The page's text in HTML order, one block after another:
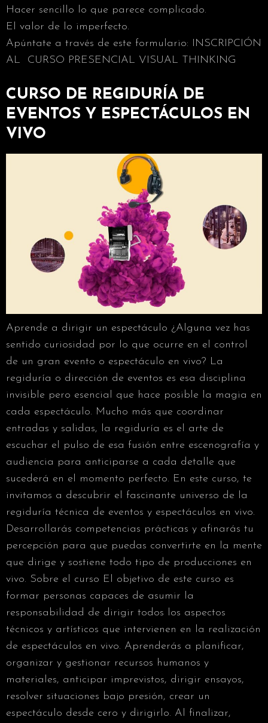
Hacer sencillo lo que parece complicado.
El valor de lo imperfecto.
Apúntate a través de este formulario: INSCRIPCIÓN
AL CURSO PRESENCIAL VISUAL THINKING
CURSO DE REGIDURÍA DE
EVENTOS Y ESPECTÁCULOS EN
VIVO
Aprende a dirigir un espectáculo ¿Alguna vez has
sentido curiosidad por lo que ocurre en el control
de un gran evento o espectáculo en vivo? La
regiduría o dirección de eventos es esa disciplina
invisible pero esencial que hace posible la magia en
cada espectáculo. Mucho más que coordinar
entradas y salidas, la regiduría es el arte de
escuchar el pulso de esa fusión entre escenografía y
audiencia para anticiparse a cada detalle que
sucederá en el momento perfecto. En este curso, te
invitamos a descubrir el fascinante universo de la
regiduría técnica de eventos y espectáculos en vivo.
Desarrollarás competencias prácticas y afinarás tu
percepción para que puedas convertirte en la mente
que dirige y sostiene todo tipo de producciones en
vivo. Sobre el curso El objetivo de este curso es
formar personas capaces de asumir la
responsabilidad de dirigir todos los aspectos
técnicos y artísticos que intervienen en la realización
de espectáculos en vivo. Aprenderás a planificar,
organizar y gestionar recursos humanos y
materiales, anticipar imprevistos, dirigir ensayos,
resolver situaciones bajo presión, crear un
espectáculo desde cero y dirigirlo. Al finalizar,